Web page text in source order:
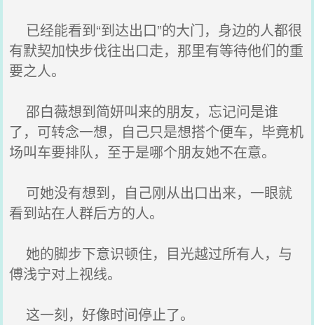
已经能看到“到达出口”的大门，身边的人都很
有默契加快步伐往出口走，那里有等待他们的重
要之人。
邵白薇想到简妍叫来的朋友，忘记问是谁
了，可转念一想，自己只是想搭个便车，毕竟机
场叫车要排队，至于是哪个朋友她不在意。
可她没有想到，自己刚从出口出来，一眼就
看到站在人群后方的人。
她的脚步下意识顿住，目光越过所有人，与
傅浅宁对上视线。
这一刻，好像时间停止了。